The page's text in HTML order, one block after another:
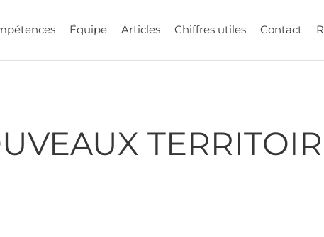
Équipe Articles Chiffres utiles Contact